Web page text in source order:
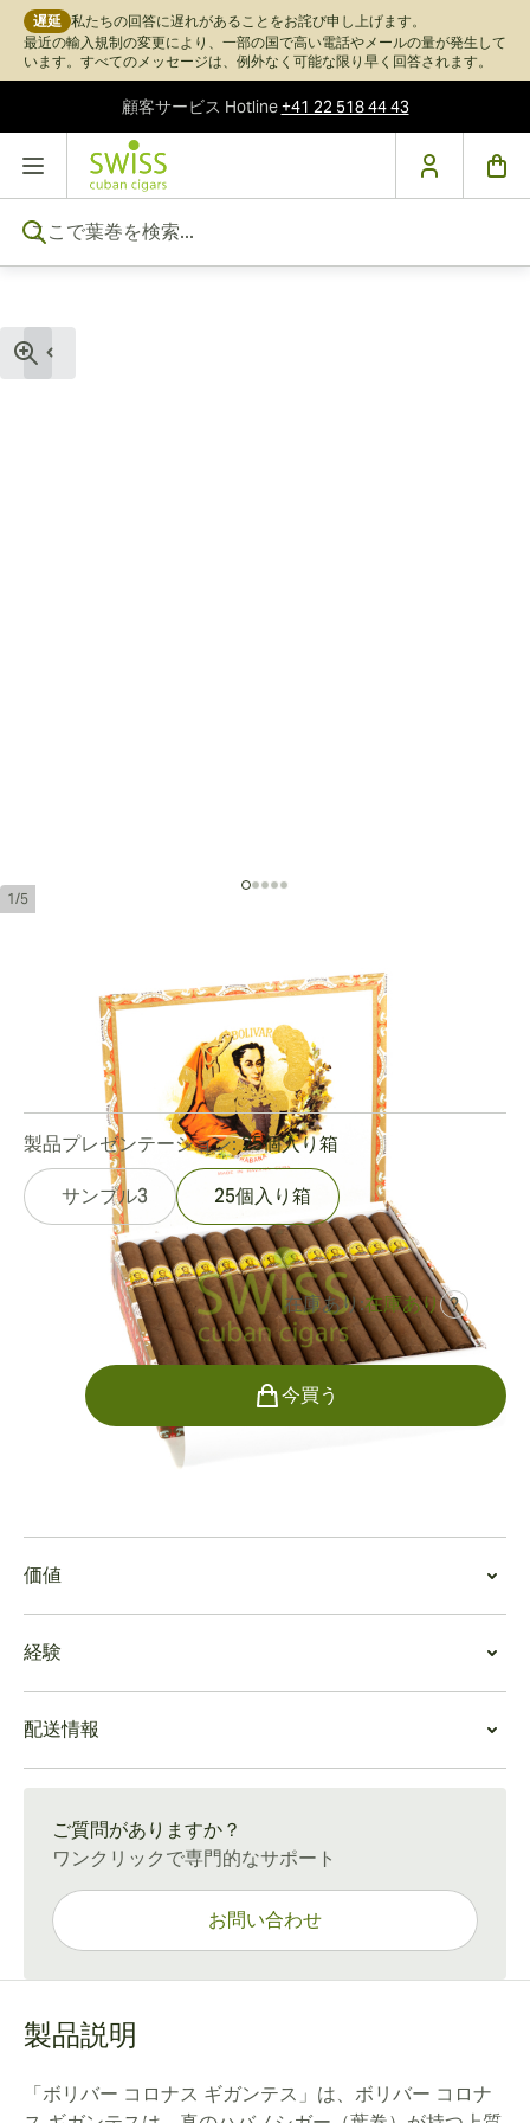
遅延 私たちの回答に遅れがあることをお詫び申し上げます。
最近の輸入規制の変更により、一部の国で高い電話やメールの量が発生して
います。すべてのメッセージは、例外なく可能な限り早く回答されます。
顧客サービス Hotline+41 22 518 44 43
コンテンツにスキップ
1/5
ボリバー コロナス ギガンテス
リングゲージ: 長さ:178 mm / 6.9 インチ
レビュー
でした¥87,777
在庫あり:在庫あり ?
製品プレゼンテーション:25個入り箱
サンプル3 25個入り箱
今買う
Bolivar Coronas Gigantesゴージャスなダーククラロラ
ッパーの葉巻で、葉脈が少し見え、オイルがほんのり感
かれた葉巻の一つとして、非常にコンパクトで親しみや
すいタバコローラーです。
コールドドローから最後まで、美味しいアーシーなベー
ペッパーと杉の香りがベースノートと絶妙なバランスを
保ち、力強い風味を最大限に引き出します。
Bolivar Coronas Gigantesの終盤は、素晴らしいスイー
ツの締めのように、ローストコーヒーのクリーミーなノ
ートとベースの土の香りで味覚を楽しませてくれます。
価値
葉巻スモーカーに最も愛されているエレガントな色で
す。この葉巻は、きつすぎるものに圧倒されることな
す。
経験
この葉巻は、バランスのとれた心地よい体験を提供し、
あまりきつくないフルボディの煙を求める喫煙者に最適
く、たくさんの場面に適しています。愛好家に愛され、
初心者がチャレンジしたいこの葉巻は、多くの飲み物と
合うのです。
配送情報
ご質問がありますか？
ワンクリックで専門的なサポート
お問い合わせ
製品説明
「ボリバー コロナス ギガンテス」は、ボリバー コロナ